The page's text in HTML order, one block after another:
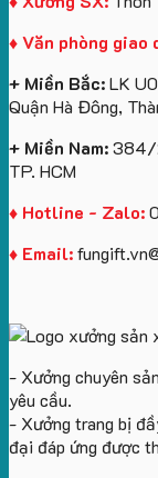
♦ Văn phòng giao
+ Miền Bắc:LK
Quận Hà Đông,
+ Miền Nam:384/
TP. HCM
♦ Hotline - Zalo:
♦ Email:
- Xưởng chuyên
yêu cầu.
- Xưởng trang bị
đại đáp ứng được